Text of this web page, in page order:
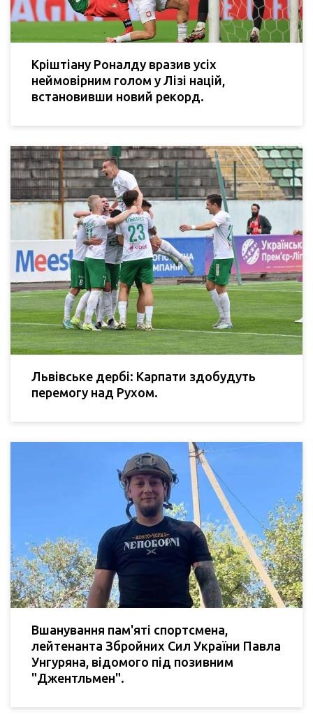
Кріштіану Роналду вразив усіх
неймовірним голом у Лізі націй,
встановивши новий рекорд.
Львівське дербі: Карпати здобудуть
перемогу над Рухом.
Вшанування пам'яті спортсмена,
лейтенанта Збройних Сил України Павла
Унгуряна, відомого під позивним
"Джентльмен".